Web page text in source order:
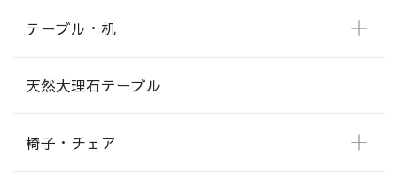
テーブル・机
天然大理石テーブル
椅子・チェア